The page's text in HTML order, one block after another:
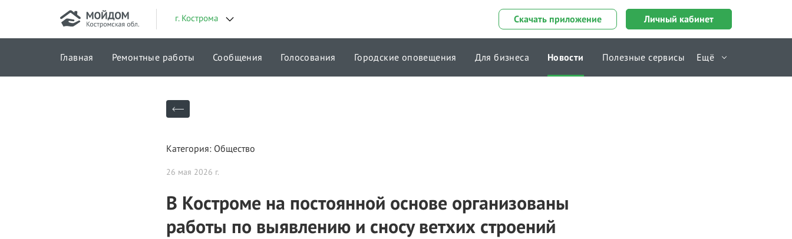
г. Кострома Скачать приложение Личный кабинет
Главная Ремонтные работы Сообщения Голосования Городские оповещения Для бизнеса Новости Полезные сервисы Ещё
Категория: Общество
26 мая 2026 г.
В Костроме на постоянной основе организованы
работы по выявлению и сносу ветхих строений